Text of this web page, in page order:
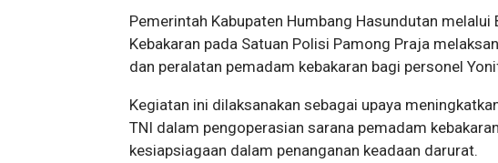
Pemerintah Kabupaten Humbang Hasundutan
Kebakaran pada Satuan Polisi Pamong Praja
dan peralatan pemadam kebakaran bagi personel
Kegiatan ini dilaksanakan sebagai upaya
TNI dalam pengoperasian sarana pemadam
kesiapsiagaan dalam penanganan keadaan darurat.